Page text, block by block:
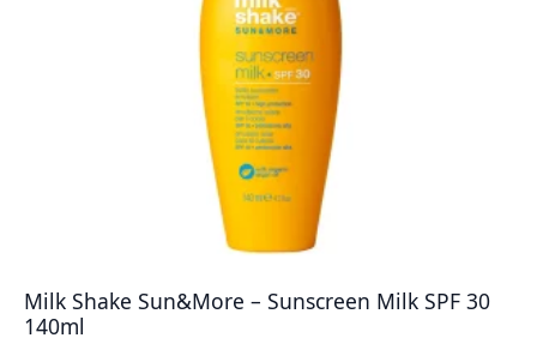
Milk Shake Sun&More – Sunscreen Milk SPF 30
140ml